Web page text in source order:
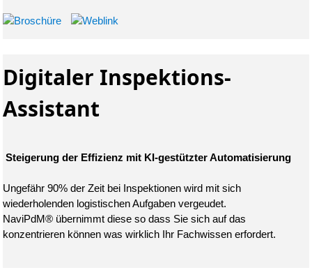
Digitaler Inspektions-
Assistant
Steigerung der Effizienz mit KI-gestützter Automatisierung
Ungefähr 90% der Zeit bei Inspektionen wird mit sich
wiederholenden logistischen Aufgaben vergeudet.
NaviPdM® übernimmt diese so dass Sie sich auf das
konzentrieren können was wirklich Ihr Fachwissen erfordert.